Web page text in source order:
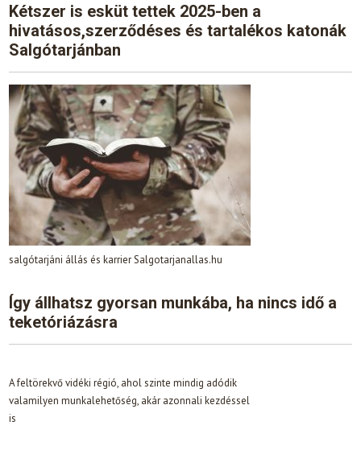
Kétszer is esküt tettek 2025-ben a
hivatásos,szerződéses és tartalékos katonák
Salgótarjánban
salgótarjáni állás és karrier Salgotarjanallas.hu
Így állhatsz gyorsan munkába, ha nincs idő a
teketóriázásra
A feltörekvő vidéki régió, ahol szinte mindig adódik
valamilyen munkalehetőség, akár azonnali kezdéssel
is